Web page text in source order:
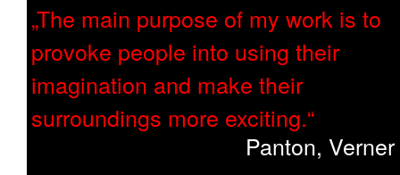
The main purpose of my work is to
provoke people into using their
imagination and make their
surroundings more exciting.
Panton, Verner